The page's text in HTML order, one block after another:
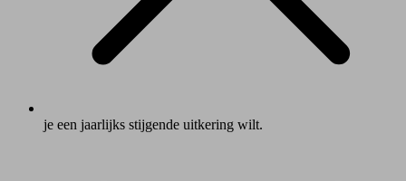
je een jaarlijks stijgende uitkering wilt.